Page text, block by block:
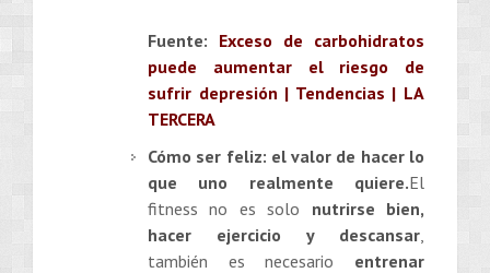
Fuente: Exceso de carbohidratos
puede aumentar el riesgo de
sufrir depresión | Tendencias | LA
TERCERA
Cómo ser feliz: el valor de hacer lo
que uno realmente quiere.El
fitness no es solo nutrirse bien,
hacer ejercicio y descansar
también es necesario entrenar